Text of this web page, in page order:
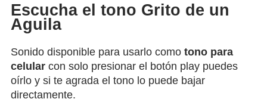
Escucha el tono Grito de un
Aguila
Sonido disponible para usarlo como tono para
celular con solo presionar el botón play puedes
oírlo y si te agrada el tono lo puede bajar
directamente.